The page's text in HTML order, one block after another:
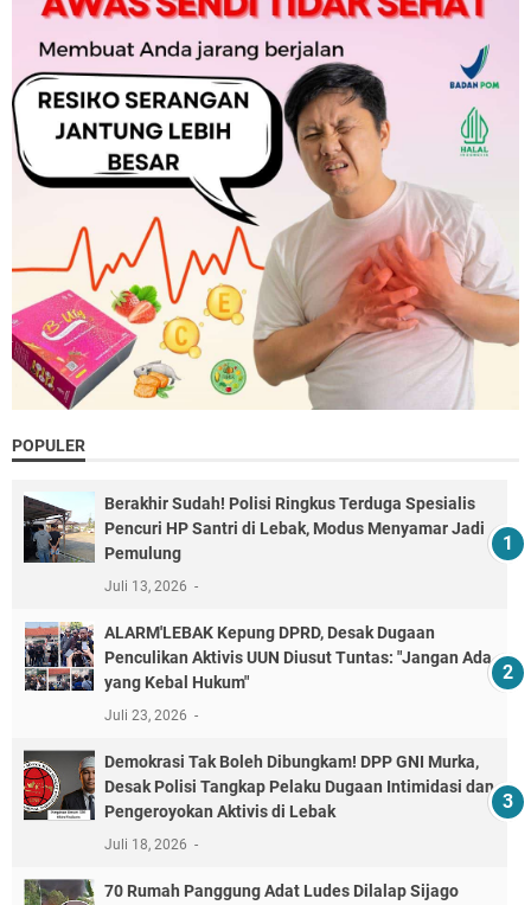
POPULER
Berakhir Sudah! Polisi Ringkus Terduga Spesialis
Pencuri HP Santri di Lebak, Modus Menyamar Jadi
Pemulung
Juli 13, 2026
ALARM'LEBAK Kepung DPRD, Desak Dugaan
Penculikan Aktivis UUN Diusut Tuntas: "Jangan Ada
yang Kebal Hukum"
Juli 23, 2026
Demokrasi Tak Boleh Dibungkam! DPP GNI Murka,
Desak Polisi Tangkap Pelaku Dugaan Intimidasi dan
Pengeroyokan Aktivis di Lebak
Juli 18, 2026
70 Rumah Panggung Adat Ludes Dilalap Sijago